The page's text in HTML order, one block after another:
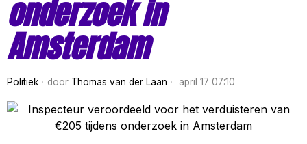
onderzoek in
Amsterdam
Politiek door Thomas van der Laan april 17 07:10